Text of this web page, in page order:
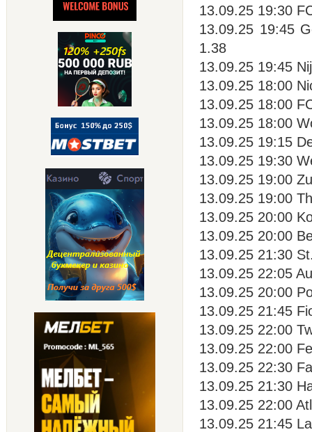
13.09.25 19:30
13.09.25 19:45
1.38
13.09.25 19:45
13.09.25 18:00
13.09.25 18:00
13.09.25 18:00
13.09.25 19:15
13.09.25 19:30
13.09.25 19:00
13.09.25 19:00
13.09.25 20:00
13.09.25 20:00
13.09.25 21:30
13.09.25 22:05
13.09.25 20:00
13.09.25 21:45
13.09.25 22:00
13.09.25 22:00
13.09.25 22:30
13.09.25 21:30
13.09.25 22:00
13.09.25 21:45